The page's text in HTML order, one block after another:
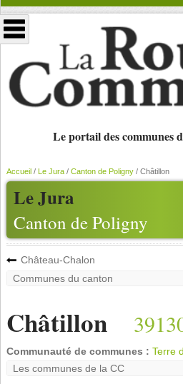
Le portail des communes
Le Jura
Canton de Poligny
Accueil/ Le Jura/ Canton de Poligny/ Châtillon
Château-Chalon
Châtillon
Communauté de communes : Terre